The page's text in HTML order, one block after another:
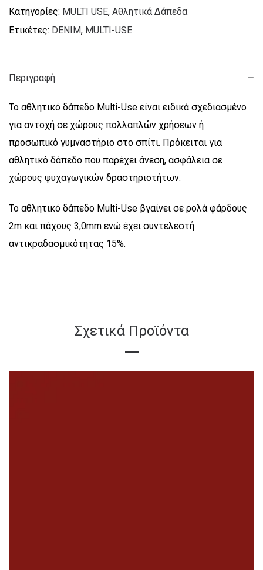
Κατηγορίες: MULTI USE, Αθλητικά Δάπεδα
Ετικέτες: DENIM, MULTI-USE
Περιγραφή
Το αθλητικό δάπεδο Multi-Use είναι ειδικά σχεδιασμένο
για αντοχή σε χώρους πολλαπλών χρήσεων ή
προσωπικό γυμναστήριο στο σπίτι. Πρόκειται για
αθλητικό δάπεδο που παρέχει άνεση, ασφάλεια σε
χώρους ψυχαγωγικών δραστηριοτήτων.
Το αθλητικό δάπεδο Multi-Use βγαίνει σε ρολά φάρδους
2m και πάχους 3,0mm ενώ έχει συντελεστή
αντικραδασμικότητας 15%.
Σχετικά Προϊόντα